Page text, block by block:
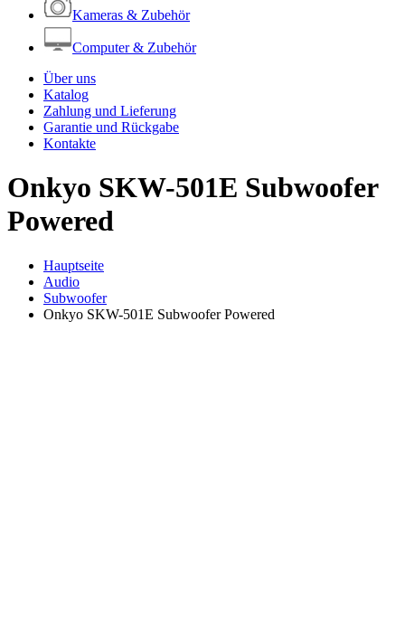
Kameras & Zubehör
Computer & Zubehör
Über uns
Katalog
Zahlung und Lieferung
Garantie und Rückgabe
Kontakte
Onkyo SKW-501E Subwoofer
Powered
Hauptseite
Audio
Subwoofer
Onkyo SKW-501E Subwoofer Powered